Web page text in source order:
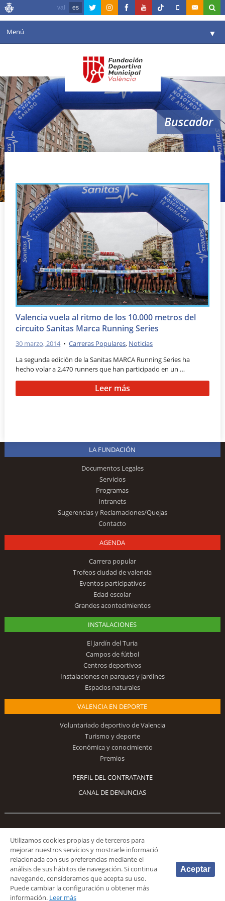
val es
Menú ▼
Agenda
Instalaciones
Comunicación ▼
Valencia en deporte ▼
Reservas
Buscador
marca running series
Valencia vuela al ritmo de los 10.000 metros del
circuito Sanitas Marca Running Series
30 marzo, 2014 •Carreras Populares, Noticias
La segunda edición de la Sanitas MARCA Running Series ha
hecho volar a 2.470 runners que han participado en un …
Leer más
LA FUNDACIÓN
Documentos Legales
Servicios
Programas
Intranets
Sugerencias y Reclamaciones/Quejas
Contacto
AGENDA
Carrera popular
Trofeos ciudad de valencia
Eventos participativos
Edad escolar
Grandes acontecimientos
INSTALACIONES
El Jardín del Turia
Campos de fútbol
Centros deportivos
Instalaciones en parques y jardines
Espacios naturales
VALENCIA EN DEPORTE
Voluntariado deportivo de Valencia
Turismo y deporte
Económica y conocimiento
Premios
PERFIL DEL CONTRATANTE
CANAL DE DENUNCIAS
Síguenos
© 2026 Fundación Deportiva Municipal Valencia |AVISO LEGAL
PRIVACIDAD
Utilizamos cookies propias y de terceros para
mejorar nuestros servicios y mostrarle informació
relacionada con sus preferencias mediante el
análisis de sus hábitos de navegación. Si continua
navegando, consideramos que acepta su uso.
Puede cambiar la configuración u obtener más
información. Leer más
Aceptar